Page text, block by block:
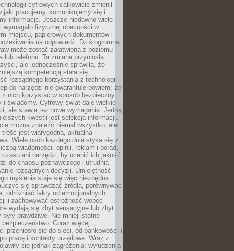
cyfrowych całkowicie zmienił
jaki pracujemy, komunikujemy się i
informacje. Jeszcze niedawno wiele
wymagało fizycznej obecności w
miejscu, papierowych dokumentów i
na odpowiedź. Dziś ogromna
może zostać załatwiona z poziomu
lub telefonu. Ta zmiana przyniosła
ale jednocześnie sprawiła, że
kompetencją stała się
rozsądnego korzystania z technologii.
do narzędzi nie gwarantuje bowiem, że
z nich korzystać w sposób bezpieczny,
i świadomy. Cyfrowy świat daje wielkie
ale stawia też nowe wymagania. Jedną
kwestii jest selekcja informacji.
można znaleźć niemal wszystko, ale
treść jest wiarygodna, aktualna i
Wiele osób każdego dnia styka się z
wiadomości, opinii, reklam i porad,
czasu ani narzędzi, by ocenić ich jakość.
do chaosu poznawczego i utrudnia
rozsądnych decyzji. Umiejętność
myślenia staje się więc niezbędna.
się sprawdzać źródła, porównywać
odróżniać fakty od emocjonalnych
i zachowywać ostrożność wobec
wydają się zbyt sensacyjne lub zbyt
były prawdziwe. Nie mniej istotne
bezpieczeństwo. Coraz więcej
przeniosło się do sieci, od bankowości i
pracę i kontakty urzędowe. Wraz z
się jednak zagrożenia: wyłudzenia